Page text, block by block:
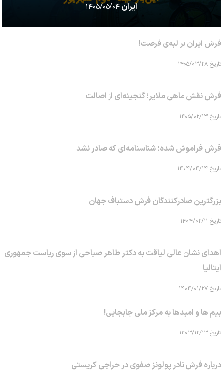
ایران۱۴۰۵/۰۵/۰۴
فرش ایران بر لبه‌ی فرصت!
تاریخ ۱۴۰۵/۰۳/۲۸
فرش نقش ماهی‌ ملایر؛ گنجینه‌ای از اصالت
تاریخ ۱۴۰۵/۰۲/۱۳
فرش فراموش شده؛ شناسنامه‌ای که صادر نشد
تاریخ ۱۴۰۴/۰۴/۱۴
بزرگترین صادرکنندگان فرش دستباف جهان
تاریخ ۱۴۰۴/۰۲/۱۱
اهدای نشان عالی لیاقت به دکتر طاهر صباحی از سوی ریاست جمهوری
ایتالیا
تاریخ ۱۴۰۴/۰۱/۲۷
بیم ها و امیدها به مرکز ملی جابجایی!
تاریخ ۱۴۰۳/۱۲/۱۳
درباره فرش نادر پولونز صفوی در حراجی کریستی